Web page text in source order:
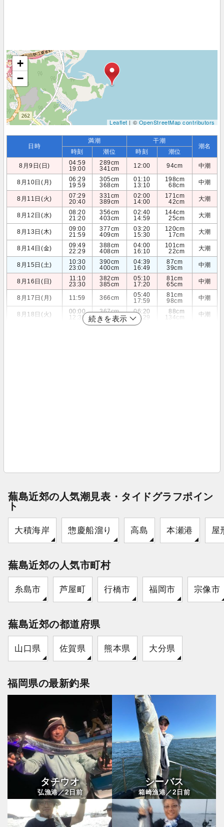
+
−
Leaflet| ©OpenStreetMap contributors
日時
満潮 干潮
潮名
時刻 潮位 時刻
潮位
8月9日(日)
04:59
19:00
289cm
341cm
12:00 94cm 中潮
8月10日(月)
06:29
19:59
305cm
368cm
01:10
13:10
198cm
68cm
中潮
8月11日(火)
07:29
20:40
331cm
389cm
02:00
14:00
171cm
42cm
大潮
8月12日(水)
08:20
21:20
356cm
403cm
02:40
14:59
144cm
25cm
大潮
8月13日(木)
09:00
21:59
377cm
409cm
03:20
15:30
120cm
17cm
大潮
8月14日(金)
09:49
22:29
388cm
408cm
04:00
16:10
101cm
22cm
大潮
8月15日(土)
10:30
23:00
390cm
400cm
04:39
16:49
87cm
39cm
中潮
8月16日(日)
11:10
23:30
382cm
385cm
05:10
17:20
81cm
65cm
中潮
8月17日(月) 11:59 366cm
05:40
17:59
81cm
98cm
中潮
8月18日(火)
00:00
12:30
367cm
344cm
06:20
18:29
88cm
134cm
中潮
続きを表示
蕪島近郊の人気潮見表・タイドグラフポイン
ト
大積海岸 惣慶船溜り 高島 本瀬港 屋
蕪島近郊の人気市町村
糸島市 芦屋町 行橋市 福岡市 宗像市
蕪島近郊の都道府県
山口県 佐賀県 熊本県 大分県
福岡県の最新釣果
タチウオ
弘漁港／2日前
シーバス
箱崎漁港／2 日前